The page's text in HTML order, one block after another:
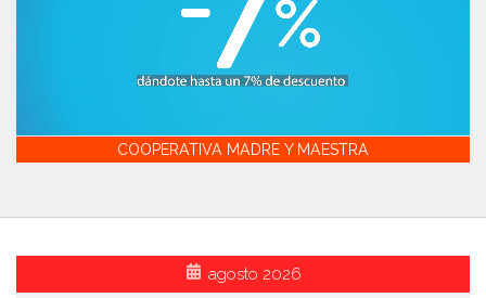
COOPERATIVA MADRE Y MAESTRA
agosto 2026